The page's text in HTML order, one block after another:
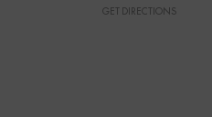
GET DIRECTIONS